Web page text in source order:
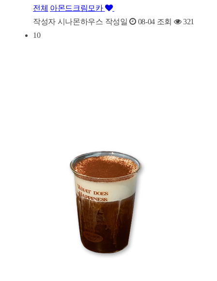
전체 아몬드크림모카
작성자 시나몬하우스 작성일 08-04 조회
321
10